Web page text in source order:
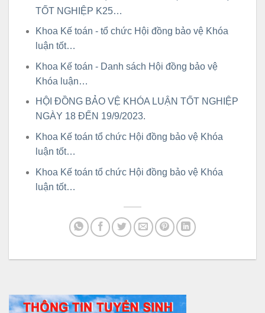
TỐT NGHIỆP K25…
Khoa Kế toán - tổ chức Hội đồng bảo vệ Khóa
luận tốt…
Khoa Kế toán - Danh sách Hội đồng bảo vệ
Khóa luận…
HỘI ĐỒNG BẢO VỆ KHÓA LUẬN TỐT NGHIỆP
NGÀY 18 ĐẾN 19/9/2023.
Khoa Kế toán tổ chức Hội đồng bảo vệ Khóa
luận tốt…
Khoa Kế toán tổ chức Hội đồng bảo vệ Khóa
luận tốt…